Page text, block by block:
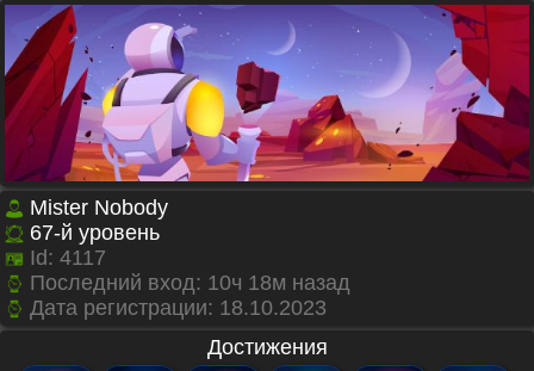
Mister Nobody
67-й уровень
Id: 4117
Последний вход: 10ч 18м назад
Дата регистрации: 18.10.2023
Достижения